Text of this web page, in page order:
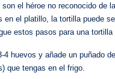
son el héroe no reconocido de
en el platillo, la tortilla puede
estos pasos para una tortilla
4 huevos y añade un puñado
que tengas en el frigo.